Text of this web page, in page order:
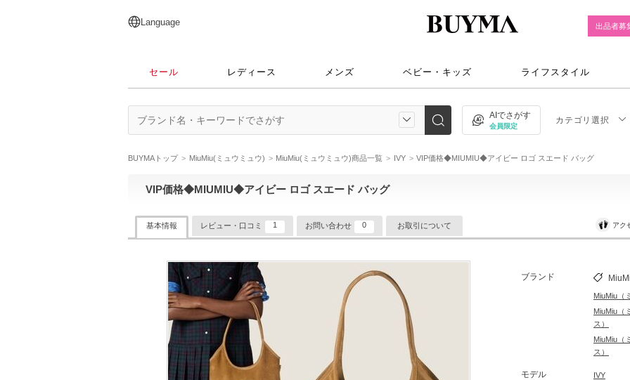
日本語
English
简体中文
繁體中文
Language 出品者募
セール レディース メンズ ベビー・キッズ ライフスタイル
AIでさがす
会員限定
カテゴリ選択
BUYMAトップ MiuMiu(ミュウミュウ) MiuMiu(ミュウミュウ)商品一覧 IVY VIP価格◆MIUMIU◆アイビー ロゴ スエード バッグ
VIP価格◆MIUMIU◆アイビー ロゴ スエード バッグ
基本情報 レビュー・口コミ 1 お問い合わせ 0 お取引について アク
ブランド
MiuMiu（
MiuMiu（
ス）
MiuMiu（
ス）
モデル IVY